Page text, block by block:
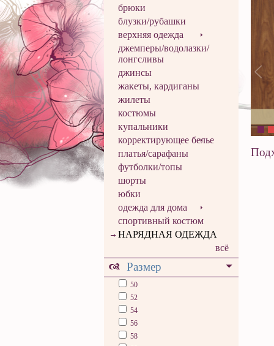
брюки
блузки/рубашки
верхняя одежда
джемперы/водолазки/
лонгсливы
джинсы
жакеты, кардиганы
жилеты
костюмы
купальники
корректирующее белье
платья/сарафаны
футболки/топы
шорты
юбки
одежда для дома
спортивный костюм
НАРЯДНАЯ ОДЕЖДА
всё
Размер
50
52
54
56
58